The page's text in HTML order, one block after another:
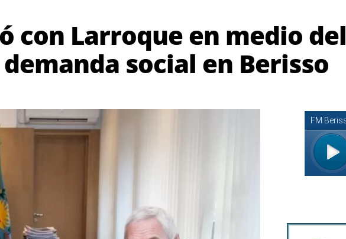
con Larroque en medio del
social en Berisso